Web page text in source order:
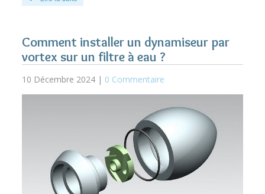
Comment installer un dynamiseur par
vortex sur un filtre à eau ?
10 Décembre 2024 | 0 Commentaire